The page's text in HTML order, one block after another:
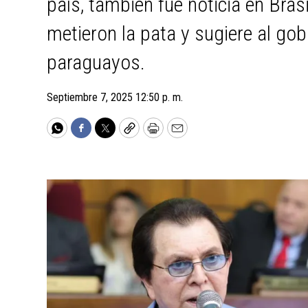
metieron la pata y sugiere al
paraguayos.
Septiembre 7, 2025 12:50 p. m.
WhatsApp
Facebook
TwitterCopyPrintEmail